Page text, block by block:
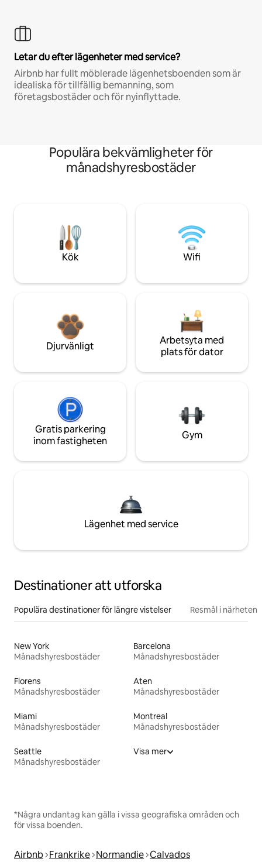
Letar du efter lägenheter med service?
Airbnb har fullt möblerade lägenhetsboenden som är
idealiska för tillfällig bemanning, som
företagsbostäder och för nyinflyttade.
Populära bekvämligheter för
månadshyresbostäder
Kök Wifi
Djurvänligt
Arbetsyta med
plats för dator
Gratis parkering
inom fastigheten
Gym
Lägenhet med service
Destinationer att utforska
Populära destinationer för längre vistelser Resmål i närheten
New York
Månadshyresbostäder
Barcelona
Månadshyresbostäder
Florens
Månadshyresbostäder
Aten
Månadshyresbostäder
Miami
Månadshyresbostäder
Montreal
Månadshyresbostäder
Seattle
Månadshyresbostäder
Visa mer
*Några undantag kan gälla i vissa geografiska områden och
för vissa boenden.
Airbnb Frankrike Normandie Calvados